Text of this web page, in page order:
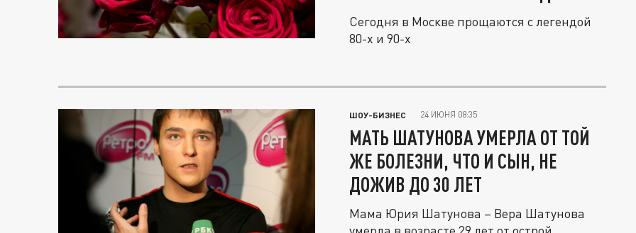
Сегодня в Москве прощаются с легендой
80-х и 90-х
ШОУ-БИЗНЕС 24 ИЮНЯ 08:35
МАТЬ ШАТУНОВА УМЕРЛА ОТ ТОЙ
ЖЕ БОЛЕЗНИ, ЧТО И СЫН, НЕ
ДОЖИВ ДО 30 ЛЕТ
Мама Юрия Шатунова – Вера Шатунова